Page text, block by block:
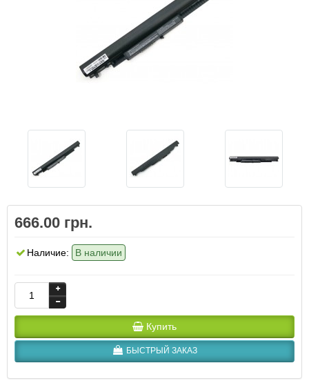
666.00 грн.
Наличие: В наличии
Купить
БЫСТРЫЙ ЗАКАЗ